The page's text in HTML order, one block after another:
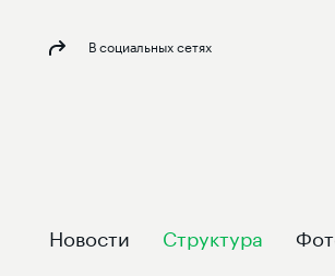
В социальных сетях
Новости Структура